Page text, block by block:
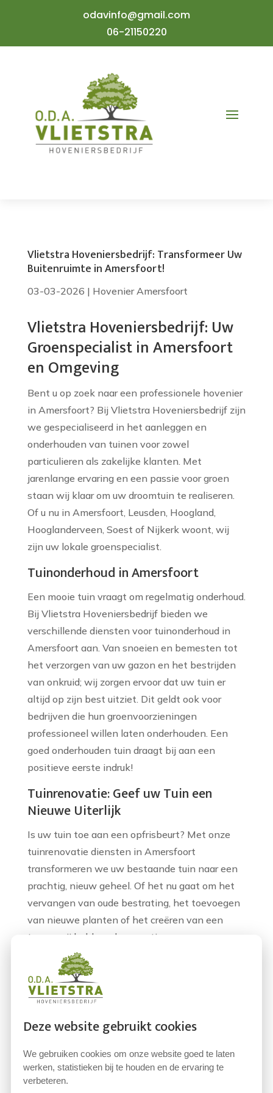
odavinfo@gmail.com
06-21150220
Vlietstra Hoveniersbedrijf: Transformeer Uw
Buitenruimte in Amersfoort!
03-03-2026 | Hovenier Amersfoort
Vlietstra Hoveniersbedrijf: Uw
Groenspecialist in Amersfoort
en Omgeving
Bent u op zoek naar een professionele hovenier
in Amersfoort? Bij Vlietstra Hoveniersbedrijf zijn
we gespecialiseerd in het aanleggen en
onderhouden van tuinen voor zowel
particulieren als zakelijke klanten. Met
jarenlange ervaring en een passie voor groen
staan wij klaar om uw droomtuin te realiseren.
Of u nu in Amersfoort, Leusden, Hoogland,
Hooglanderveen, Soest of Nijkerk woont, wij
zijn uw lokale groenspecialist.
Tuinonderhoud in Amersfoort
Een mooie tuin vraagt om regelmatig onderhoud.
Bij Vlietstra Hoveniersbedrijf bieden we
verschillende diensten voor tuinonderhoud in
Amersfoort aan. Van snoeien en bemesten tot
het verzorgen van uw gazon en het bestrijden
van onkruid; wij zorgen ervoor dat uw tuin er
altijd op zijn best uitziet. Dit geldt ook voor
bedrijven die hun groenvoorzieningen
professioneel willen laten onderhouden. Een
goed onderhouden tuin draagt bij aan een
positieve eerste indruk!
Tuinrenovatie: Geef uw Tuin een
Nieuwe Uiterlijk
Is uw tuin toe aan een opfrisbeurt? Met onze
tuinrenovatie diensten in Amersfoort
transformeren we uw bestaande tuin naar een
prachtig, nieuw geheel. Of het nu gaat om het
vervangen van oude bestrating, het toevoegen
van nieuwe planten of het creëren van een
terras; wij hebben de expertise om uw wensen
om te zetten in werkelijkheid. Onze hoveniers
in Amersfoort denken graag met u mee over de
mogelijkheden.
Tuin Aanleggen: Uw Droomtuin in
Amersfoort
Droomt u van een nieuwe tuin? Bij Vlietstra
Hoveniersbedrijf helpen we u graag met het
Deze website gebruikt cookies
We gebruiken cookies om onze website goed te laten
werken, statistieken bij te houden en de ervaring te
verbeteren.